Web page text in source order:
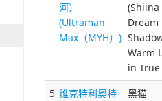
河）
(Ultraman
Max（MYH）)
(Shiina
Dream
Warm
in True
5 维克特利奥特
黑猫